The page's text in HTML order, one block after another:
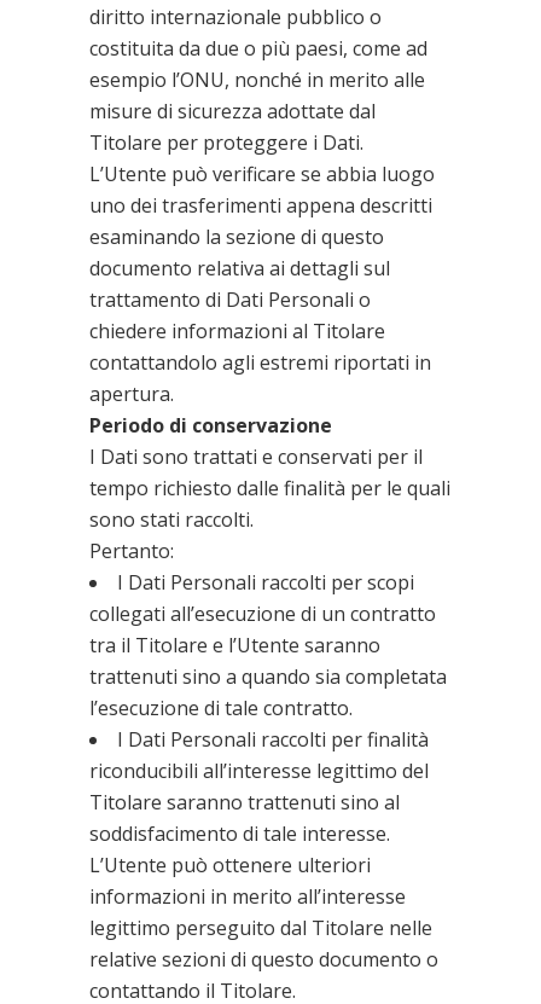
diritto internazionale pubblico o
costituita da due o più paesi, come ad
esempio l’ONU, nonché in merito alle
misure di sicurezza adottate dal
Titolare per proteggere i Dati.
L’Utente può verificare se abbia luogo
uno dei trasferimenti appena descritti
esaminando la sezione di questo
documento relativa ai dettagli sul
trattamento di Dati Personali o
chiedere informazioni al Titolare
contattandolo agli estremi riportati in
apertura.
Periodo di conservazione
I Dati sono trattati e conservati per il
tempo richiesto dalle finalità per le quali
sono stati raccolti.
Pertanto:
I Dati Personali raccolti per scopi
collegati all’esecuzione di un contratto
tra il Titolare e l’Utente saranno
trattenuti sino a quando sia completata
l’esecuzione di tale contratto.
I Dati Personali raccolti per finalità
riconducibili all’interesse legittimo del
Titolare saranno trattenuti sino al
soddisfacimento di tale interesse.
L’Utente può ottenere ulteriori
informazioni in merito all’interesse
legittimo perseguito dal Titolare nelle
relative sezioni di questo documento o
contattando il Titolare.